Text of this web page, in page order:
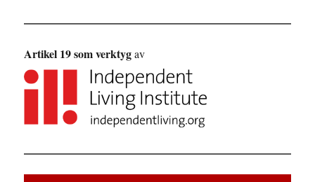
Artikel 19 som verktygav